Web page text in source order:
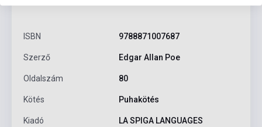
ISBN 9788871007687
Szerző Edgar Allan Poe
Oldalszám 80
Kötés Puhakötés
Kiadó LA SPIGA LANGUAGES